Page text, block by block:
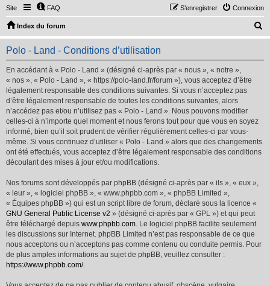
Site FAQ Connexion
S’enregistrer
Index du forum
e
Polo - Land - Conditions d’utilisation
En accédant à « Polo - Land » (désigné ci-après par « nous », « notre »,
« nos », « Polo - Land », « https://polo-land.fr/forum »), vous acceptez d’être
légalement responsable des conditions suivantes. Si vous n’acceptez pas
d’être légalement responsable de toutes les conditions suivantes, alors
n’accédez pas et/ou n’utilisez pas « Polo - Land ». Nous pouvons modifier
celles-ci à n’importe quel moment et nous ferons tout pour que vous en soyez
informé, bien qu’il soit prudent de vérifier régulièrement celles-ci par vous-
même. Si vous continuez d’utiliser « Polo - Land » alors que des changements
ont été effectués, vous acceptez d’être légalement responsable des conditions
découlant des mises à jour et/ou modifications.
Nos forums sont développés par phpBB (désigné ci-après par « ils », « eux »,
« leur », « logiciel phpBB », « www.phpbb.com », « phpBB Limited »,
« Équipes phpBB ») qui est un script libre de forum, déclaré sous la licence «
GNU General Public License v2 » (désigné ci-après par « GPL ») et qui peut
être téléchargé depuis www.phpbb.com. Le logiciel phpBB facilite seulement
les discussions sur Internet. phpBB Limited n’est pas responsable de ce que
nous acceptons ou n’acceptons pas comme contenu ou conduite permis. Pour
de plus amples informations au sujet de phpBB, veuillez consulter :
https://www.phpbb.com/.